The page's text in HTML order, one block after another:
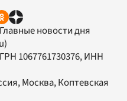
новости дня
1067761730376, ИНН
Москва, Коптевская